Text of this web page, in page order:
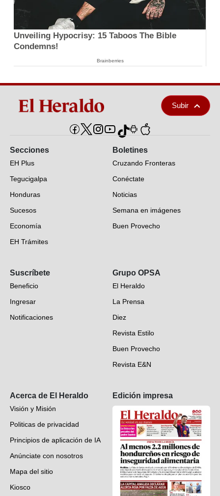
Unveiling Hypocrisy: 15 Taboos The Bible
Condemns!
Brainberries
Subir
Secciones
EH Plus
Tegucigalpa
Honduras
Sucesos
Economía
EH Trámites
EH Verifica
Fotogalerías
Deportes
Videos
Boletines
Cruzando Fronteras
Conéctate
Noticias
Semana en imágenes
Buen Provecho
Suscríbete
Beneficio
Ingresar
Notificaciones
Grupo OPSA
El Heraldo
La Prensa
Diez
Revista Estilo
Buen Provecho
Revista E&N
Acerca de El Heraldo
Visión y Misión
Politicas de privacidad
Principios de aplicación de IA
Anúnciate con nosotros
Mapa del sitio
Kiosco
Edición impresa